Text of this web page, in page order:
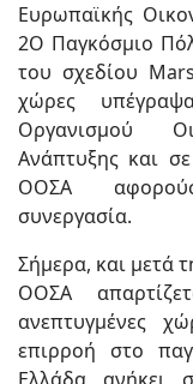
Ευρωπαϊκής
2Ο Παγκόσμιο
του σχεδίου
χώρες
Οργανισμού
Ανάπτυξης και
ΟΟΣΑ
συνεργασία.
Σήμερα, και μετά
ΟΟΣΑ
ανεπτυγμένες
επιρροή στο